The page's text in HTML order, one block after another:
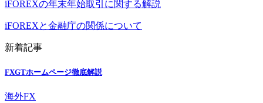
iFOREXの年末年始取引に関する解説
iFOREXと金融庁の関係について
新着記事
FXGTホームページ徹底解説
海外FX